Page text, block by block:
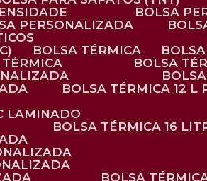
BOLSA
PERSONALIZADA
BOLSA TÉRMICA
TÉRMICA BOLSA
BOLSA TÉRMICA 12
LAMINADO
BOLSA TÉRMICA 16
BOLSA